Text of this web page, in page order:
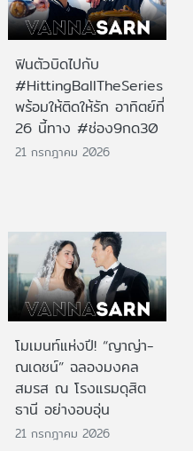
ฟินตัวบิดไปกับ
#HittingBallTheSeries
พร้อมให้ติดให้รัก อาทิตย์ที่
26 นี้ทาง #ช่อง9กด30
21 กรกฎาคม 2026
โมเมนท์แห่งปี! “ญาญ่า-
ณเดชน์” ฉลองมงคล
สมรส ณ โรงแรมดุสิต
ธานี อย่างอบอุ่น
21 กรกฎาคม 2026